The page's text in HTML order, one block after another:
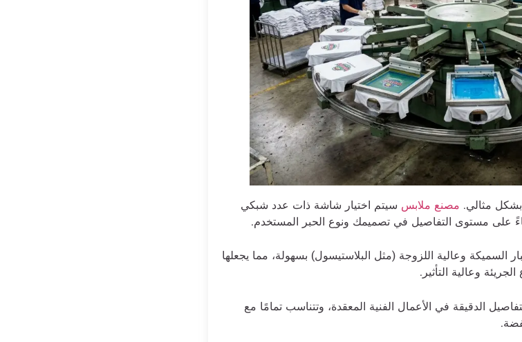
بشكل مثالي. مصنع ملابس سيتم اختيار شاشة ذات عدد شبكي
على مستوى التفاصيل في تصميمك ونوع الحبر المستخدم.
السميكة وعالية اللزوجة (مثل البلاستيسول) بسهولة، مما يجعلها
وعالية التأثير.
الدقيقة في الأعمال الفنية المعقدة، وتتناسب تمامًا مع